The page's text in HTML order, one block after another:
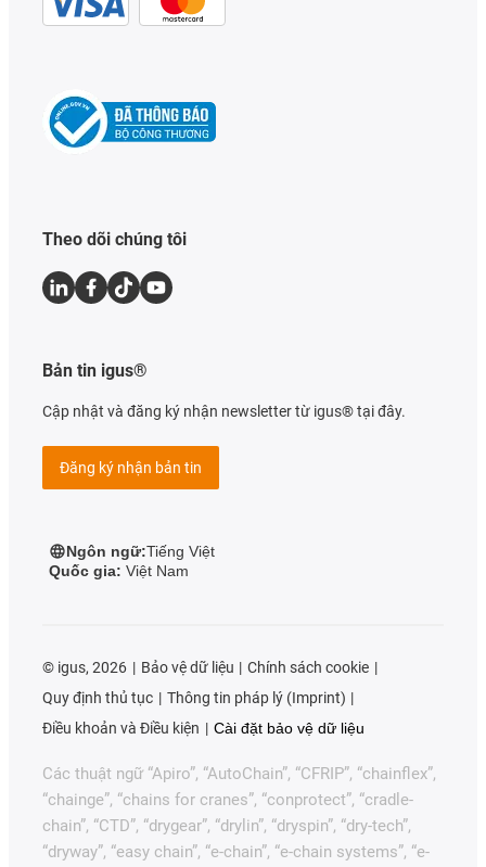
Theo dõi chúng tôi
Bản tin igus®
Cập nhật và đăng ký nhận newsletter từ igus® tại đây.
Đăng ký nhận bản tin
Ngôn ngữ:Tiếng Việt
Quốc gia: Việt Nam
© igus, 2026 Bảo vệ dữ liệu
Chính sách cookie
Quy định thủ tục
Thông tin pháp lý (Imprint)
Điều khoản và Điều kiện
Cài đặt bảo vệ dữ liệu
Các thuật ngữ “Apiro”, “AutoChain”, “CFRIP”, “chainflex”,
“chainge”, “chains for cranes”, “conprotect”, “cradle-
chain”, “CTD”, “drygear”, “drylin”, “dryspin”, “dry-tech”,
“dryway”, “easy chain”, “e-chain”, “e-chain systems”, “e-